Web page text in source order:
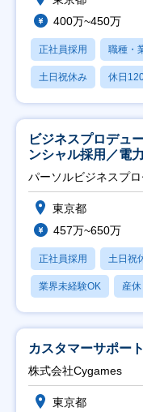
400万~450万
正社員採用 職種・
土日祝休み 休日
ビジネスプロデュ
ンシャル採用／電
ト推進】
パーソルビジネスプ
東京都
457万~650万
正社員採用 土日祝
業界未経験OK 産
カスタマーサポー
株式会社Cygames
東京都